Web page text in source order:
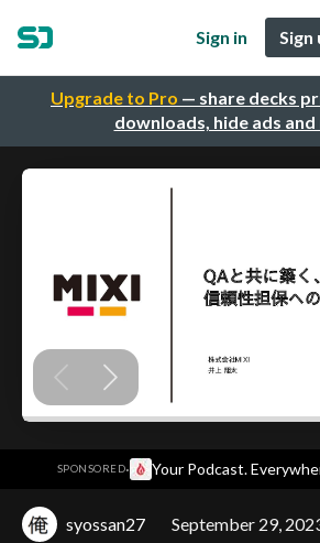
Upgrade to Pro — share decks
downloads, hide ads
Sign in
SPONSORED· Your Podcast.
syossan27 September 29,